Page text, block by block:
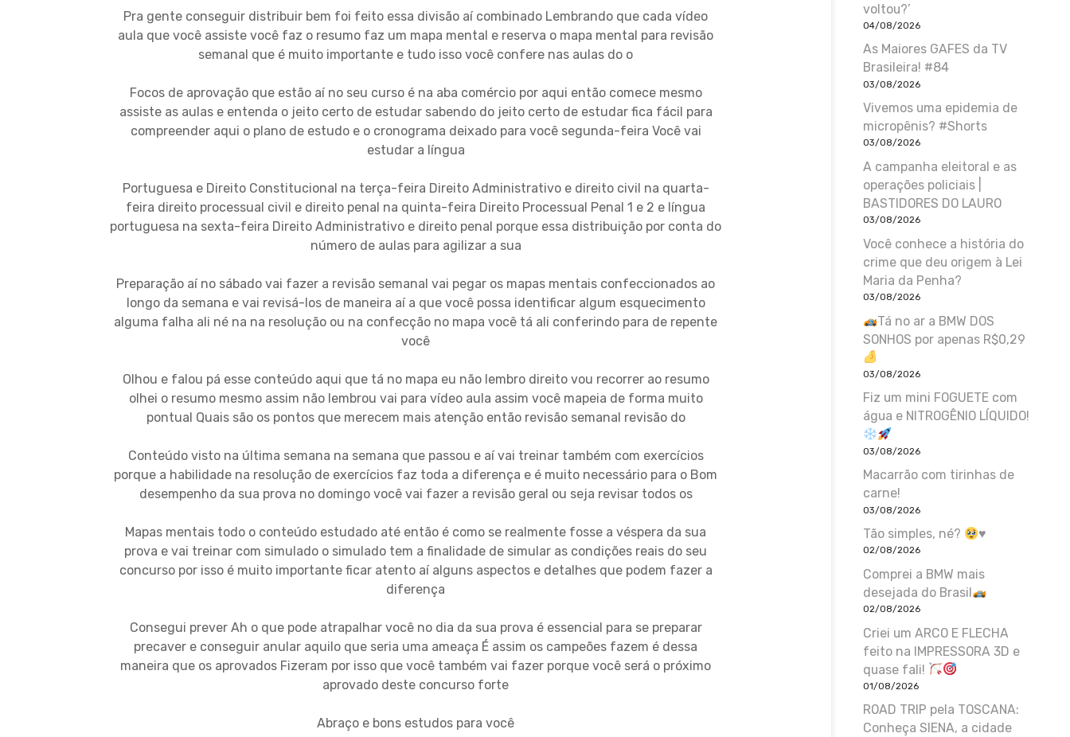
Pra gente conseguir distribuir bem foi feito essa divisão aí combinado Lembrando que cada vídeo
aula que você assiste você faz o resumo faz um mapa mental e reserva o mapa mental para revisão
semanal que é muito importante e tudo isso você confere nas aulas do o
Focos de aprovação que estão aí no seu curso é na aba comércio por aqui então comece mesmo
assiste as aulas e entenda o jeito certo de estudar sabendo do jeito certo de estudar fica fácil para
compreender aqui o plano de estudo e o cronograma deixado para você segunda-feira Você vai
estudar a língua
Portuguesa e Direito Constitucional na terça-feira Direito Administrativo e direito civil na quarta-
feira direito processual civil e direito penal na quinta-feira Direito Processual Penal 1 e 2 e língua
portuguesa na sexta-feira Direito Administrativo e direito penal porque essa distribuição por conta do
número de aulas para agilizar a sua
Preparação aí no sábado vai fazer a revisão semanal vai pegar os mapas mentais confeccionados ao
longo da semana e vai revisá-los de maneira aí a que você possa identificar algum esquecimento
alguma falha ali né na na resolução ou na confecção no mapa você tá ali conferindo para de repente
você
Olhou e falou pá esse conteúdo aqui que tá no mapa eu não lembro direito vou recorrer ao resumo
olhei o resumo mesmo assim não lembrou vai para vídeo aula assim você mapeia de forma muito
pontual Quais são os pontos que merecem mais atenção então revisão semanal revisão do
Conteúdo visto na última semana na semana que passou e aí vai treinar também com exercícios
porque a habilidade na resolução de exercícios faz toda a diferença e é muito necessário para o Bom
desempenho da sua prova no domingo você vai fazer a revisão geral ou seja revisar todos os
Mapas mentais todo o conteúdo estudado até então é como se realmente fosse a véspera da sua
prova e vai treinar com simulado o simulado tem a finalidade de simular as condições reais do seu
concurso por isso é muito importante ficar atento aí alguns aspectos e detalhes que podem fazer a
diferença
Consegui prever Ah o que pode atrapalhar você no dia da sua prova é essencial para se preparar
precaver e conseguir anular aquilo que seria uma ameaça É assim os campeões fazem é dessa
maneira que os aprovados Fizeram por isso que você também vai fazer porque você será o próximo
aprovado deste concurso forte
Abraço e bons estudos para você
voltou?’
04/08/2026
As Maiores GAFES da TV
Brasileira! #84
03/08/2026
Vivemos uma epidemia de
micropênis? #Shorts
03/08/2026
A campanha eleitoral e as
operações policiais |
BASTIDORES DO LAURO
03/08/2026
Você conhece a história do
crime que deu origem à Lei
Maria da Penha?
03/08/2026
Tá no ar a BMW DOS
SONHOS por apenas R$0,29
03/08/2026
Fiz um mini FOGUETE com
água e NITROGÊNIO LÍQUIDO!
03/08/2026
Macarrão com tirinhas de
carne!
03/08/2026
Tão simples, né? ♥️
02/08/2026
Comprei a BMW mais
desejada do Brasil
02/08/2026
Criei um ARCO E FLECHA
feito na IMPRESSORA 3D e
quase fali!
01/08/2026
ROAD TRIP pela TOSCANA:
Conheça SIENA, a cidade